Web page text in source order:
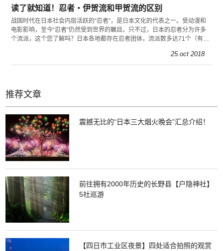
读了就知道！忍者・伊贺流和甲贺流的区别
战国时代在日本社会内层活跃的“忍者”，是日本文化的代表之一。受动漫和
电影影响，至今“忍者”仍然受到世界的瞩目。只不过，日本的忍者分为许多
个流派，这个您了解吗？日本各地都存在忍者团体，流派数多达71个（有多
25.oct 2018
推荐文章
震撼无比的“日本三大烟火晚会”汇总介绍！
前往拥有2000年历史的长野县【户隐神社】
5社巡游
【四日市工业区夜景】四处适合拍照的观赏